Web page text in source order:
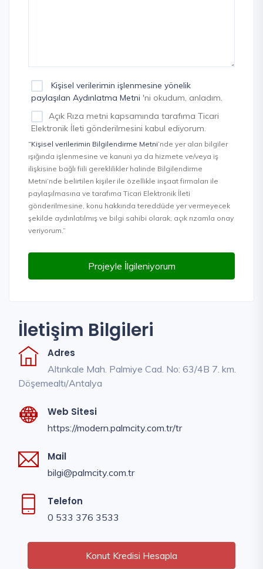
Kişisel verilerimin işlenmesine yönelik
paylaşılan Aydınlatma Metni 'ni okudum, anladım.
Açık Rıza metni kapsamında tarafıma Ticari
Elektronik İleti gönderilmesini kabul ediyorum.
“Kişisel verilerimin Bilgilendirme Metni’nde yer alan bilgiler
ışığında işlenmesine ve kanuni ya da hizmete ve/veya iş
ilişkisine bağlı fiili gereklilikler halinde Bilgilendirme
Metni’nde belirtilen kişiler ile özellikle inşaat firmaları ile
paylaşılmasına ve tarafıma Ticari Elektronik İleti
gönderilmesine, konu hakkında tereddüde yer vermeyecek
şekilde aydınlatılmış ve bilgi sahibi olarak, açık rızamla onay
veriyorum.”
Projeyle İlgileniyorum
İletişim Bilgileri
Adres
Altınkale Mah. Palmiye Cad. No: 63/4B 7. km.
Döşemealtı/Antalya
Web Sitesi
https://modern.palmcity.com.tr/tr
Mail
bilgi@palmcity.com.tr
Telefon
0 533 376 3533
Konut Kredisi Hesapla